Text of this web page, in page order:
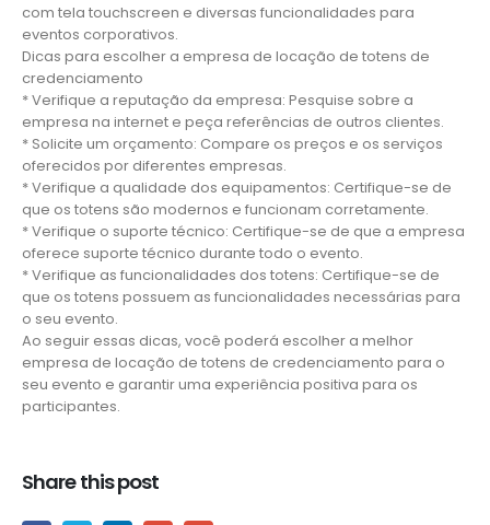
com tela touchscreen e diversas funcionalidades para
eventos corporativos.
Dicas para escolher a empresa de locação de totens de
credenciamento
* Verifique a reputação da empresa: Pesquise sobre a
empresa na internet e peça referências de outros clientes.
* Solicite um orçamento: Compare os preços e os serviços
oferecidos por diferentes empresas.
* Verifique a qualidade dos equipamentos: Certifique-se de
que os totens são modernos e funcionam corretamente.
* Verifique o suporte técnico: Certifique-se de que a empresa
oferece suporte técnico durante todo o evento.
* Verifique as funcionalidades dos totens: Certifique-se de
que os totens possuem as funcionalidades necessárias para
o seu evento.
Ao seguir essas dicas, você poderá escolher a melhor
empresa de locação de totens de credenciamento para o
seu evento e garantir uma experiência positiva para os
participantes.
Share this post